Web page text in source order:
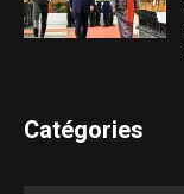
Catégories